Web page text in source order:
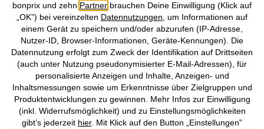
Preisangaben inkl. gesetzl. MwSt. und zzgl.Service- &
Versandkosten
AGB Datenschutz Cookie-Einstellungen Impressum
Vertrag widerrufen
©2026 bonprix.Alle Rechte vorbehalten.
bonprix und zehn Partner brauchen Deine Einwilligung (Klick auf
„OK”) bei vereinzelten Datennutzungen , um Informationen auf
einem Gerät zu speichern und/oder abzurufen (IP-Adresse,
Nutzer-ID, Browser-Informationen, Geräte-Kennungen). Die
Datennutzung erfolgt zum Zweck der Identifikation auf Drittseiten
(auch unter Nutzung pseudonymisierter E-Mail-Adressen), für
personalisierte Anzeigen und Inhalte, Anzeigen- und
Inhaltsmessungen sowie um Erkenntnisse über Zielgruppen und
Produktentwicklungen zu gewinnen. Mehr Infos zur Einwilligung
(inkl. Widerrufsmöglichkeit) und zu Einstellungsmöglichkeiten
gibt’s jederzeit hier. Mit Klick auf den Button „Einstellungen”